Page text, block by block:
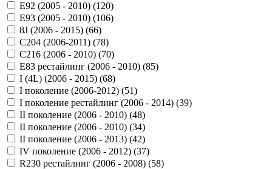
Е92 (2005 - 2010) (120)
Е93 (2005 - 2010) (106)
8J (2006 - 2015) (66)
C204 (2006-2011) (78)
C216 (2006 - 2010) (70)
E83 рестайлинг (2006 - 2010) (85)
I (4L) (2006 - 2015) (68)
I поколение (2006-2012) (51)
I поколение рестайлинг (2006 - 2014) (39)
II поколение (2006 - 2010) (48)
II поколение (2006 - 2010) (34)
II поколение (2006 - 2013) (42)
IV поколение (2006 - 2012) (37)
R230 рестайлинг (2006 - 2008) (58)